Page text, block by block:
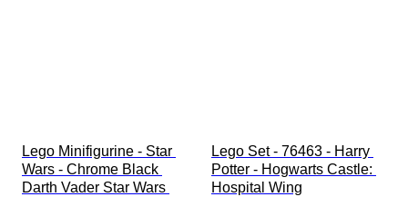
Lego Minifigurine - Star
Wars - Chrome Black
Darth Vader Star Wars
Lego Set - 76463 - Harry
Potter - Hogwarts Castle:
Hospital Wing